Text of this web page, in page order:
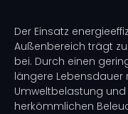
Der Einsatz
Außenbereich trägt
bei. Durch einen
längere Lebensdauer
Umweltbelastung
herkömmlichen